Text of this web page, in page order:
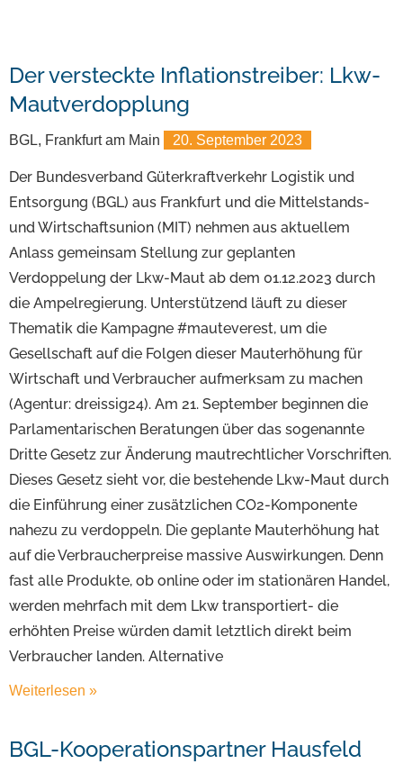
Der versteckte Inflationstreiber: Lkw-
Mautverdopplung
BGL, Frankfurt am Main 20. September 2023
Der Bundesverband Güterkraftverkehr Logistik und
Entsorgung (BGL) aus Frankfurt und die Mittelstands-
und Wirtschaftsunion (MIT) nehmen aus aktuellem
Anlass gemeinsam Stellung zur geplanten
Verdoppelung der Lkw-Maut ab dem 01.12.2023 durch
die Ampelregierung. Unterstützend läuft zu dieser
Thematik die Kampagne #mauteverest, um die
Gesellschaft auf die Folgen dieser Mauterhöhung für
Wirtschaft und Verbraucher aufmerksam zu machen
(Agentur: dreissig24). Am 21. September beginnen die
Parlamentarischen Beratungen über das sogenannte
Dritte Gesetz zur Änderung mautrechtlicher Vorschriften.
Dieses Gesetz sieht vor, die bestehende Lkw-Maut durch
die Einführung einer zusätzlichen CO2-Komponente
nahezu zu verdoppeln. Die geplante Mauterhöhung hat
auf die Verbraucherpreise massive Auswirkungen. Denn
fast alle Produkte, ob online oder im stationären Handel,
werden mehrfach mit dem Lkw transportiert- die
erhöhten Preise würden damit letztlich direkt beim
Verbraucher landen. Alternative
Weiterlesen »
BGL-Kooperationspartner Hausfeld